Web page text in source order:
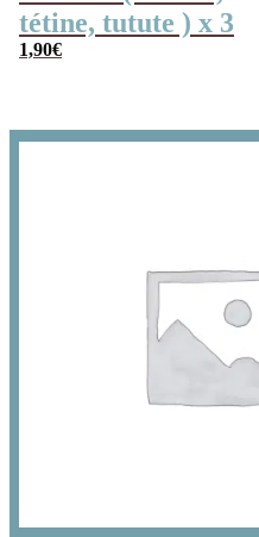
tétine, tutute ) x 3
1,90€